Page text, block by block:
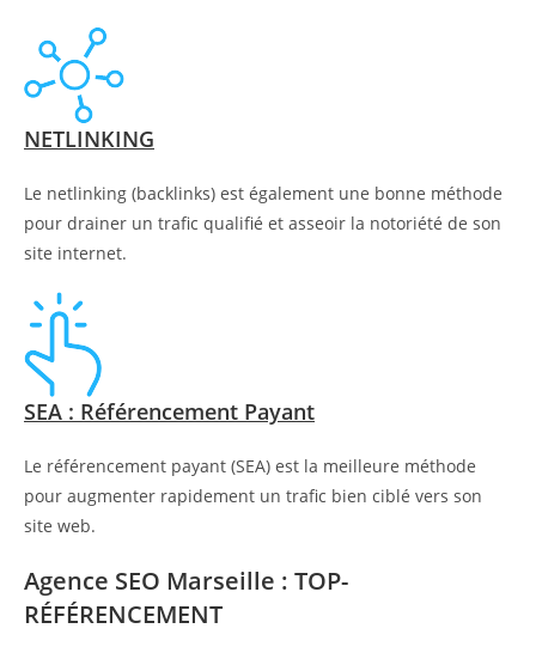
NETLINKING
Le netlinking (backlinks) est également une bonne méthode
pour drainer un trafic qualifié et asseoir la notoriété de son
site internet.
SEA : Référencement Payant
Le référencement payant (SEA) est la meilleure méthode
pour augmenter rapidement un trafic bien ciblé vers son
site web.
Agence SEO Marseille : TOP-
RÉFÉRENCEMENT